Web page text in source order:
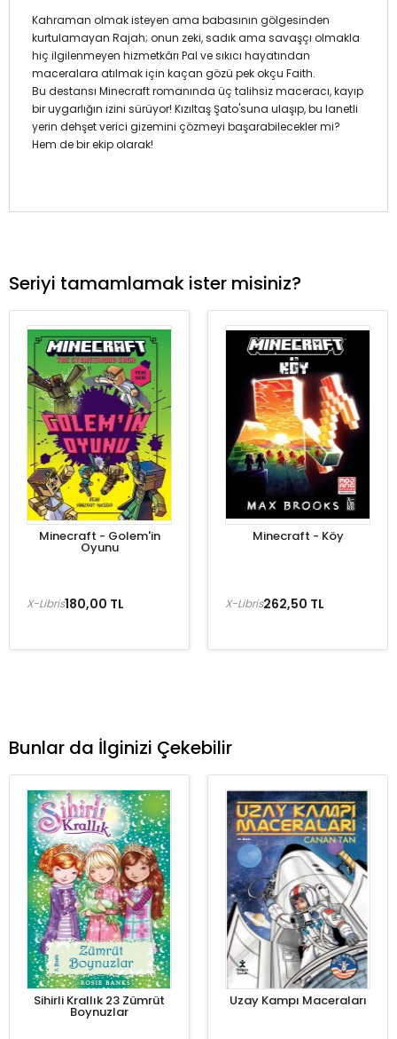
Kahraman olmak isteyen ama babasının gölgesinden
kurtulamayan Rajah; onun zeki, sadık ama savaşçı olmakla
hiç ilgilenmeyen hizmetkârı Pal ve sıkıcı hayatından
maceralara atılmak için kaçan gözü pek okçu Faith.
Bu destansı Minecraft romanında üç talihsiz maceracı, kayıp
bir uygarlığın izini sürüyor! Kızıltaş Şato'suna ulaşıp, bu lanetli
yerin dehşet verici gizemini çözmeyi başarabilecekler mi?
Hem de bir ekip olarak!
Seriyi tamamlamak ister misiniz?
Minecraft - Golem'in
Oyunu
180,00 TL
X-Libris
Minecraft - Köy
262,50 TL
X-Libris
Bunlar da İlginizi Çekebilir
Sihirli Krallık 23 Zümrüt
Boynuzlar
Uzay Kampı Maceraları